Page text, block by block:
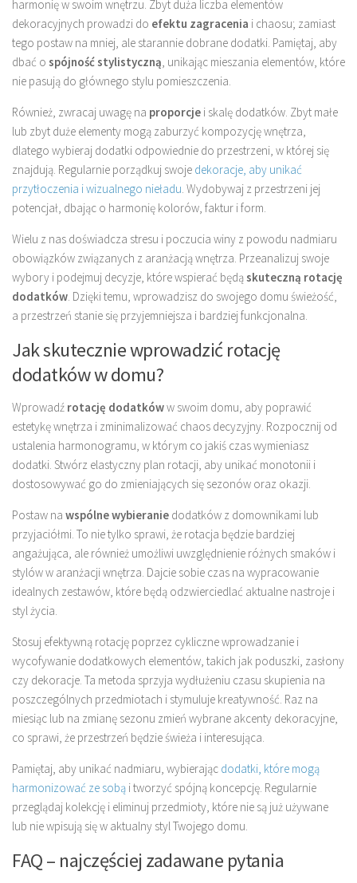
harmonię w swoim wnętrzu. Zbyt duża liczba elementów
dekoracyjnych prowadzi do efektu zagracenia i chaosu; zamiast
tego postaw na mniej, ale starannie dobrane dodatki. Pamiętaj, aby
dbać o spójność stylistyczną, unikając mieszania elementów, które
nie pasują do głównego stylu pomieszczenia.
Również, zwracaj uwagę na proporcje i skalę dodatków. Zbyt małe
lub zbyt duże elementy mogą zaburzyć kompozycję wnętrza,
dlatego wybieraj dodatki odpowiednie do przestrzeni, w której się
znajdują. Regularnie porządkuj swoje dekoracje, aby unikać
przytłoczenia i wizualnego nieładu. Wydobywaj z przestrzeni jej
potencjał, dbając o harmonię kolorów, faktur i form.
Wielu z nas doświadcza stresu i poczucia winy z powodu nadmiaru
obowiązków związanych z aranżacją wnętrza. Przeanalizuj swoje
wybory i podejmuj decyzje, które wspierać będąskuteczną rotację
dodatków. Dzięki temu, wprowadzisz do swojego domu świeżość,
a przestrzeń stanie się przyjemniejsza i bardziej funkcjonalna.
Jak skutecznie wprowadzić rotację
dodatków w domu?
Wprowadź rotację dodatkóww swoim domu, aby poprawić
estetykę wnętrza i zminimalizować chaos decyzyjny. Rozpocznij od
ustalenia harmonogramu, w którym co jakiś czas wymieniasz
dodatki. Stwórz elastyczny plan rotacji, aby unikać monotonii i
dostosowywać go do zmieniających się sezonów oraz okazji.
Postaw na wspólne wybieranie dodatków z domownikami lub
przyjaciółmi. To nie tylko sprawi, że rotacja będzie bardziej
angażująca, ale również umożliwi uwzględnienie różnych smaków i
stylów w aranżacji wnętrza. Dajcie sobie czas na wypracowanie
idealnych zestawów, które będą odzwierciedlać aktualne nastroje i
styl życia.
Stosuj efektywną rotację poprzez cykliczne wprowadzanie i
wycofywanie dodatkowych elementów, takich jak poduszki, zasłony
czy dekoracje. Ta metoda sprzyja wydłużeniu czasu skupienia na
poszczególnych przedmiotach i stymuluje kreatywność. Raz na
miesiąc lub na zmianę sezonu zmień wybrane akcenty dekoracyjne,
co sprawi, że przestrzeń będzie świeża i interesująca.
Pamiętaj, aby unikać nadmiaru, wybierając dodatki, które mogą
harmonizować ze sobą i tworzyć spójną koncepcję. Regularnie
przeglądaj kolekcję i eliminuj przedmioty, które nie są już używane
lub nie wpisują się w aktualny styl Twojego domu.
FAQ – najczęściej zadawane pytania